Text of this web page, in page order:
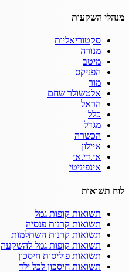
מנהלי השקעות
סקטוריאליות
מנורה
מיטב
הפניקס
מור
אלטשולר שחם
הראל
כלל
מגדל
הכשרה
איילון
אי.די.אי
אינפיניטי
לוח תשואות
תשואות קופות גמל
תשואות קרנות פנסיה
תשואות קרנות השתלמות
תשואות קופות גמל להשקעה
תשואות פוליסות חיסכון
תשואות חיסכון לכל ילד